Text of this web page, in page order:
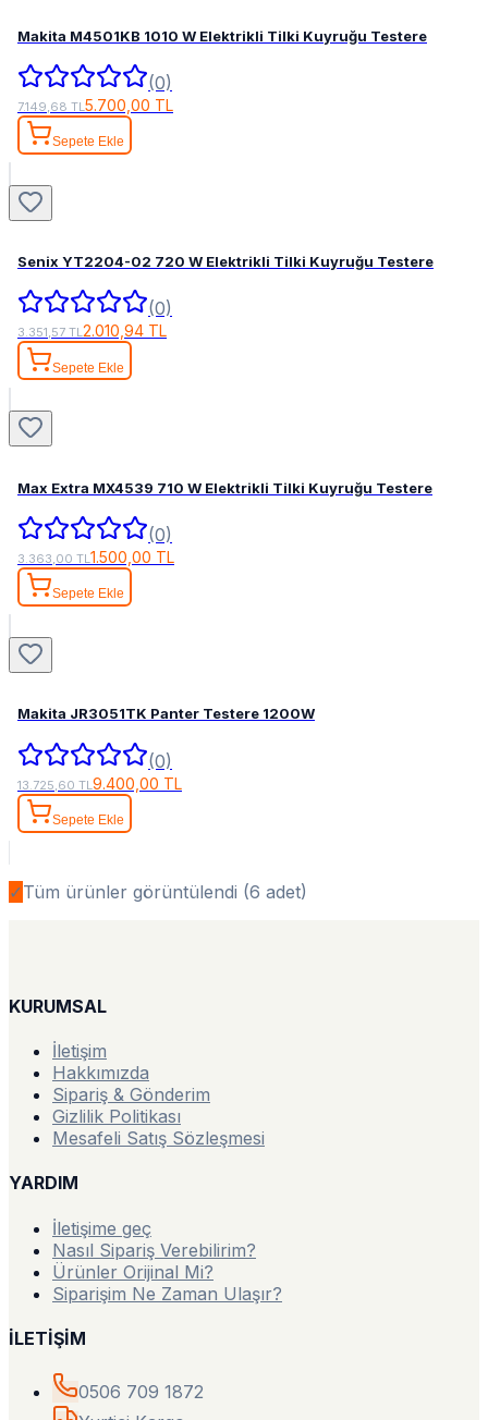
Makita M4501KB 1010 W Elektrikli Tilki Kuyruğu Testere
(0)
7.149,68 TL5.700,00 TL
Sepete Ekle
Senix YT2204-02 720 W Elektrikli Tilki Kuyruğu Testere
(0)
3.351,57 TL2.010,94 TL
Sepete Ekle
Max Extra MX4539 710 W Elektrikli Tilki Kuyruğu Testere
(0)
3.363,00 TL1.500,00 TL
Sepete Ekle
Makita JR3051TK Panter Testere 1200W
(0)
13.725,60 TL 9.400,00 TL
Sepete Ekle
✓Tüm ürünler görüntülendi (6 adet)
KURUMSAL
İletişim
Hakkımızda
Sipariş & Gönderim
Gizlilik Politikası
Mesafeli Satış Sözleşmesi
YARDIM
İletişime geç
Nasıl Sipariş Verebilirim?
Ürünler Orijinal Mi?
Siparişim Ne Zaman Ulaşır?
İLETİŞİM
0506 709 1872